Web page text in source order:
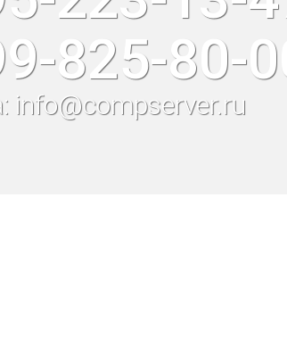
825-80-
info@compserver.ru